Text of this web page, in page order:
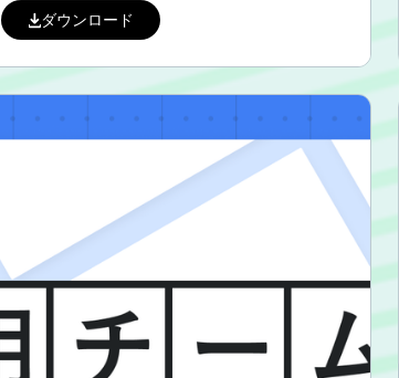
ダウンロード